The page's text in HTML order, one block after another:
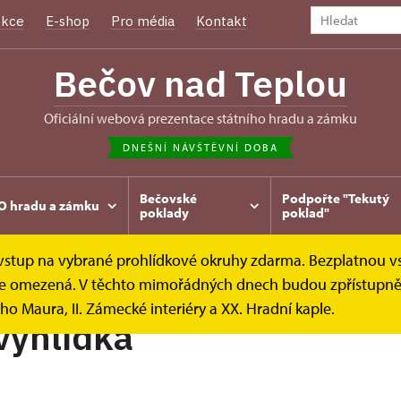
E-shop Pro média Kontakt
Bečov nad Teplou
oficiální webová prezentace státního hradu a zámku
DNEŠNÍ NÁVŠTĚVNÍ DOBA
hradu a zámku
Bečovské
poklady
Podpořte "Tekutý
poklad"
na vybrané prohlídkové okruhy zdarma. Bezplatnou
V těchto mimořádných dnech budou
Maura, II. Zámecké interiéry a XX. Hradní kaple.
Hradní vyhlídka